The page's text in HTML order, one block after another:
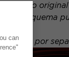
audio
esquema
vende por